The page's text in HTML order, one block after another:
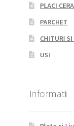
PLACI
PARCHET
CHITURI
USI
Informatii